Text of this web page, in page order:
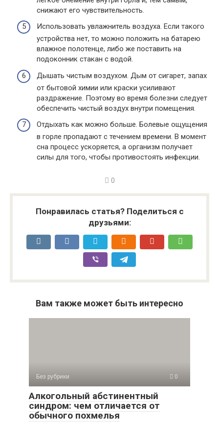
снижают его чувствительность.
Использовать увлажнитель воздуха. Если такого
устройства нет, то можно положить на батарею
влажное полотенце, либо же поставить на
подоконник стакан с водой.
Дышать чистым воздухом. Дым от сигарет, запах
от бытовой химии или краски усиливают
раздражение. Поэтому во время болезни следует
обеспечить чистый воздух внутри помещения.
Отдыхать как можно больше. Болевые ощущения
в горле пропадают с течением времени. В момент
сна процесс ускоряется, а организм получает
силы для того, чтобы противостоять инфекции.
0
Понравилась статья? Поделиться с
друзьями:
Вам также может быть интересно
Без рубрики 0
Алкогольный абстинентный
синдром: чем отличается от
обычного похмелья